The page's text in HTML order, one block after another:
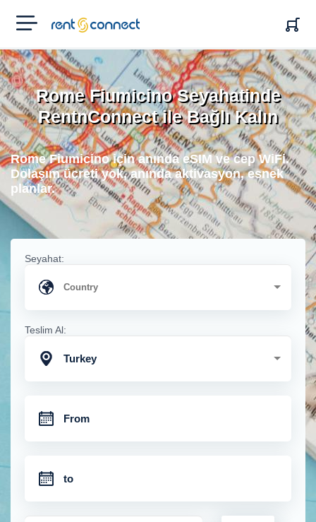
RENT'N
CONNECT
Rome Fiumicino Seyahatinde
RentnConnect ile Bağlı Kalın
Rome Fiumicino için anında eSIM ve cep WiFi.
Dolaşım ücreti yok, anında aktivasyon, esnek
planlar.
Seyahat:
Teslim Al:
Turkey